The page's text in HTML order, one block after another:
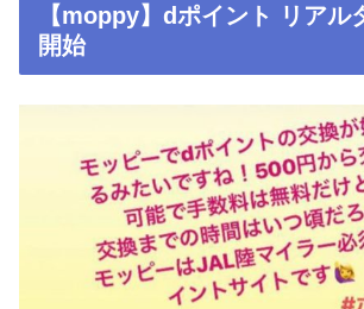
【moppy】dポイント リアル
開始